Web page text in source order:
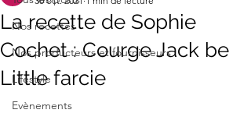
Nos recettes
Nos producteurs et fournisseurs
Lifestyle
Evènements
La recette de Sophie
Cochet : Courge Jack be
Little farcie